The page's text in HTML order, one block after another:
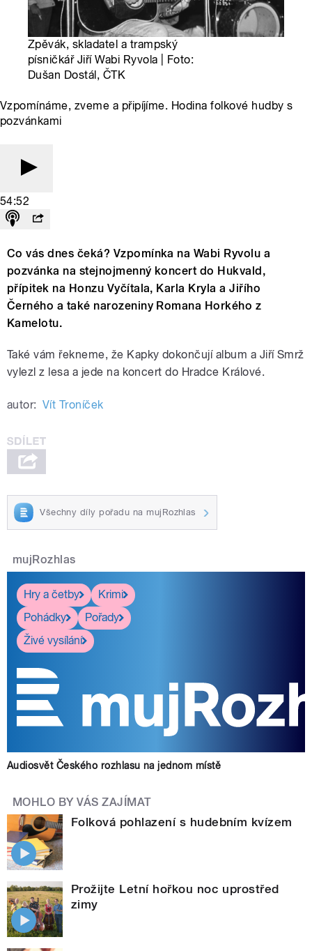
Zpěvák, skladatel a trampský
písničkář Jiří Wabi Ryvola | Foto:
Dušan Dostál, ČTK
Vzpomínáme, zveme a připíjíme. Hodina folkové hudby s
pozvánkami
54:52
Co vás dnes čeká? Vzpomínka na Wabi Ryvolu a
pozvánka na stejnojmenný koncert do Hukvald,
přípitek na Honzu Vyčítala, Karla Kryla a Jiřího
Černého a také narozeniny Romana Horkého z
Kamelotu.
Také vám řekneme, že Kapky dokončují album a Jiří Smrž
vylezl z lesa a jede na koncert do Hradce Králové.
autor: Vít Troníček
Všechny díly pořadu na mujRozhlas
mujRozhlas
Hry a četby
Krimi
Pohádky
Pořady
Živé vysílání
Audiosvět Českého rozhlasu na jednom místě
MOHLO BY VÁS ZAJÍMAT
Folková pohlazení s hudebním kvízem
Prožijte Letní hořkou noc uprostřed
zimy